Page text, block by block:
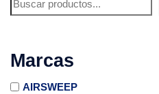
Marcas
AIRSWEEP